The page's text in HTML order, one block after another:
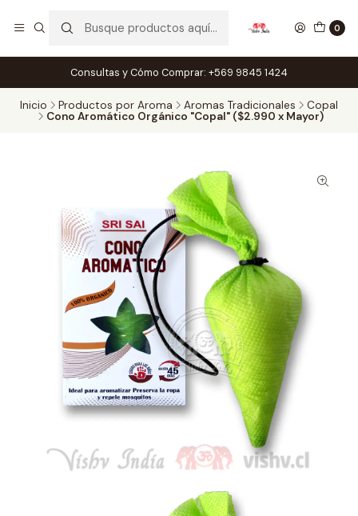
0
Consultas y Cómo Comprar: +569 9845 1424
Inicio Productos por Aroma Aromas Tradicionales
Copal
Cono Aromático Orgánico "Copal" ($2.990 x Mayor)